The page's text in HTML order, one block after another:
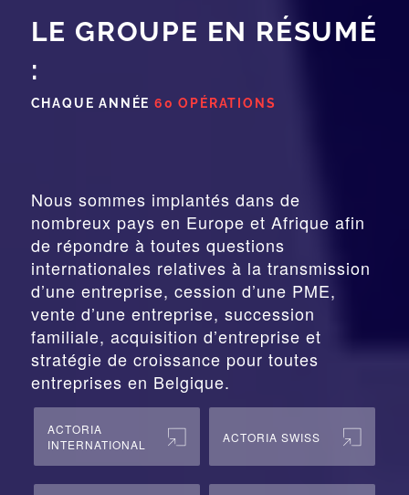
LE GROUPE EN RÉSUMÉ
:
CHAQUE ANNÉE 60 OPÉRATIONS
Nous sommes implantés dans de
nombreux pays en Europe et Afrique afin
de répondre à toutes questions
internationales relatives à la transmission
d’une entreprise, cession d’une PME,
vente d’une entreprise, succession
familiale, acquisition d’entreprise et
stratégie de croissance pour toutes
entreprises en Belgique.
ACTORIA
INTERNATIONAL
ACTORIA SWISS